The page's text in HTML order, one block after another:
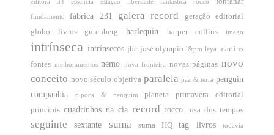
fundamento fábrica 231 galera record
geração editorial
globo livros
gutenberg harlequin harper collins imago
intrínseca intrínsecos jbc josé olympio l&pm leya martins
fontes melhoramentos nemo nova fronteira novas páginas novo
conceito novo século objetiva paralela paz & terra penguin
companhia
pipoca & nanquim planeta
primavera editorial
principis quadrinhos na cia record rocco rosa dos tempos
seguinte sextante suma suma HQ tag livros todavia